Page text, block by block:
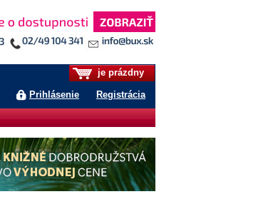
je prázdny
Prihlásenie Registrácia